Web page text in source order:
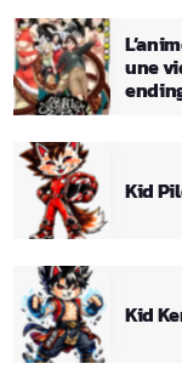
une
Kid
Kid